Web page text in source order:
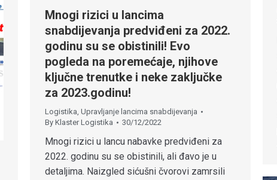
Mnogi rizici u lancima
snabdijevanja predviđeni za 2022.
godinu su se obistinili! Evo
pogleda na poremećaje, njihove
ključne trenutke i neke zaključke
za 2023.godinu!
Logistika, Upravljanje lancima snabdijevanja
By Klaster Logistika 30/12/2022
Mnogi rizici u lancu nabavke predviđeni za
2022. godinu su se obistinili, ali đavo je u
detaljima. Naizgled sićušni čvorovi zamrsili